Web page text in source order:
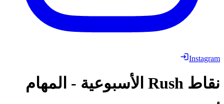
Instagram
نقاط Rush الأسبوعية - المهام